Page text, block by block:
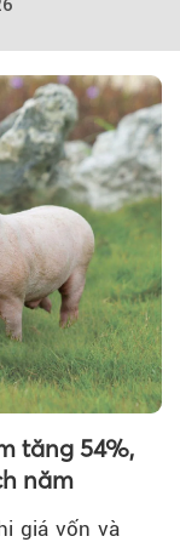
Theo Sở hữu trí
tăng 54%,
năm
giá vốn và